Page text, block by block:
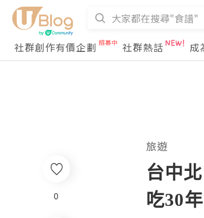
社群創作有價企劃 社群熱話 成
0
旅遊
台中
吃30